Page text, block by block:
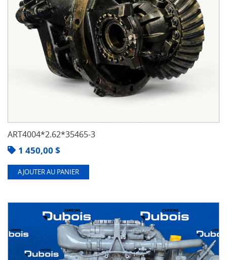
ART4004*2.62*35465-3
1 450,00 $
AJOUTER AU PANIER